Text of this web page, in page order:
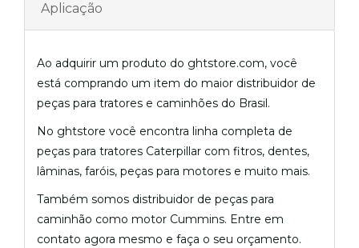
Aplicação
Ao adquirir um produto do ghtstore.com, você
está comprando um item do maior distribuidor de
peças para tratores e caminhões do Brasil.
No ghtstore você encontra linha completa de
peças para tratores Caterpillar com fitros, dentes,
lâminas, faróis, peças para motores e muito mais.
Também somos distribuidor de peças para
caminhão como motor Cummins. Entre em
contato agora mesmo e faça o seu orçamento.